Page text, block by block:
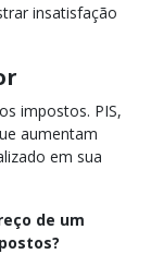
insatisfação
impostos. PIS,
aumentam
em sua
de um